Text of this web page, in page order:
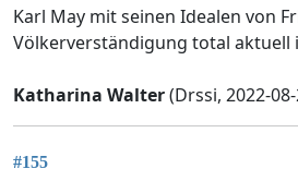
Karl May mit seinen Idealen von
Völkerverständigung total aktuell
Katharina Walter(Drssi, 2022-
#155